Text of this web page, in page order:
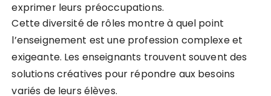
exprimer leurs préoccupations.
Cette diversité de rôles montre à quel point
l’enseignement est une profession complexe et
exigeante. Les enseignants trouvent souvent des
solutions créatives pour répondre aux besoins
variés de leurs élèves.